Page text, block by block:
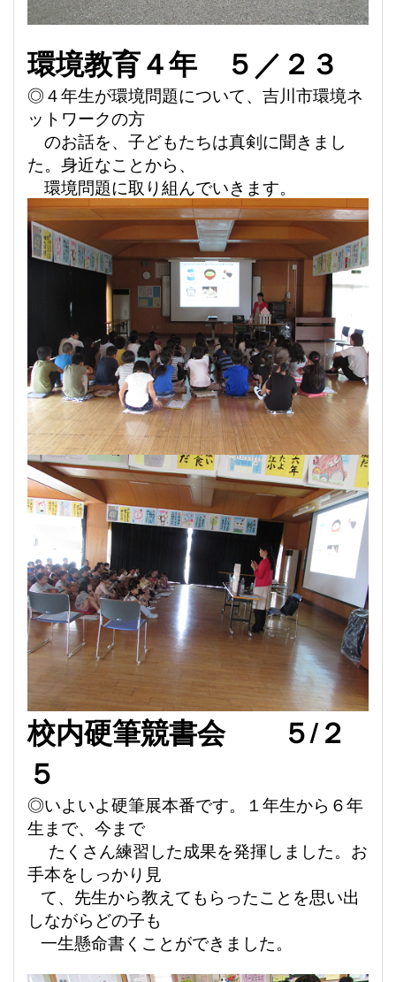
環境教育４年 ５ ／２３
◎４年生が環境問題について、 吉川市環境ネ
ットワークの方
のお話を、子どもたちは真剣に聞きまし
た。身近なことから、
環境問題に取り組んでいきます。
校内硬筆競書会５/２
５
◎いよいよ硬筆展本番です。１年生から６年
生まで、今まで
たくさん練習した成果を発揮しました。お
手本を しっかり見
て、先生から教えてもらったことを思い出
しながらどの子も
一生懸命書くことができました。